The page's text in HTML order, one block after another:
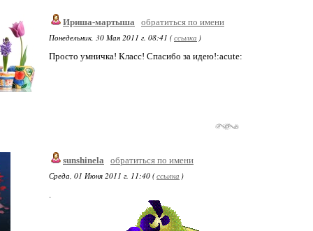
Ириша-мартыша
обратиться по имени
Понедельник, 30 Мая 2011 г. 08:41 (ссылка )
Просто умничка! Класс! Спасибо за идею!:acute:
sunshinela
обратиться по имени
Среда, 01 Июня 2011 г. 11:40 (ссылка )
.